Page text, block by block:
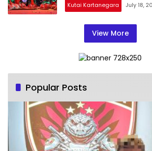
Kutai Kartanegara July 18,
View More
Popular Posts